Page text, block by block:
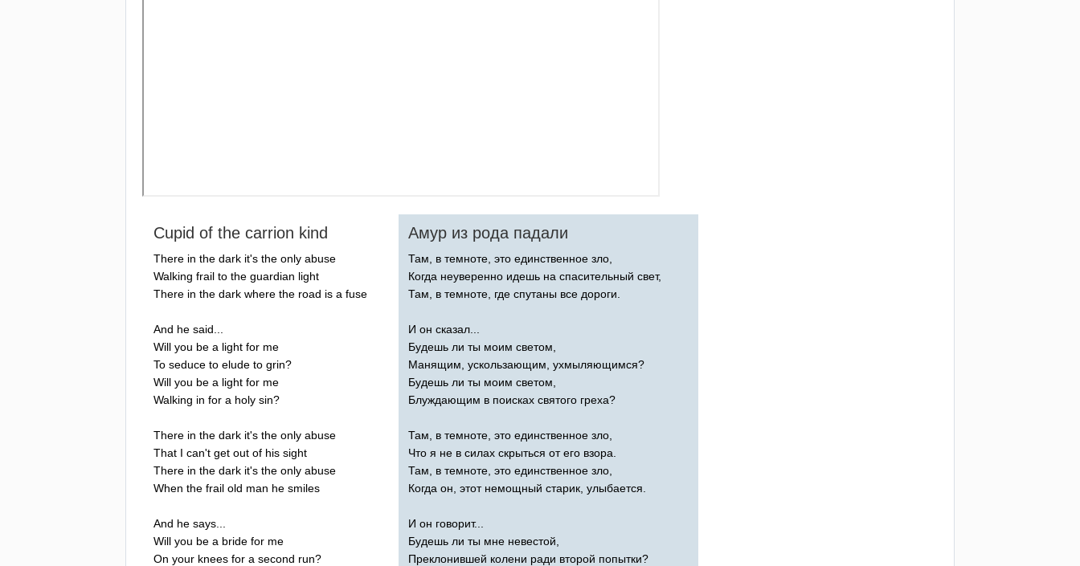
Cupid of the carrion kind
There in the dark it's the only abuse
Walking frail to the guardian light
There in the dark where the road is a fuse
And he said
Will you be a light for me
To seduce to elude to grin?
Will you be a light for me
Walking in for a holy sin?
There in the dark it's the only abuse
That I can't get out of his sight
There in the dark it's the only abuse
When the frail old man he smiles
And he says
Will you be a bride for me
On your knees for a second run?
Амур из рода падали
Там, в темноте, это единственное зло,
Когда неуверенно идешь на спасительный свет,
Там, в темноте, где спутаны все дороги.
И он сказал...
Будешь ли ты моим светом,
Манящим, ускользающим, ухмыляющимся?
Будешь ли ты моим светом,
Блуждающим в поисках святого греха?
Там, в темноте, это единственное зло,
Что я не в силах скрыться от его взора.
Там, в темноте, это единственное зло,
Когда он, этот немощный старик, улыбается.
И он говорит...
Будешь ли ты мне невестой,
Преклонившей колени ради второй попытки?